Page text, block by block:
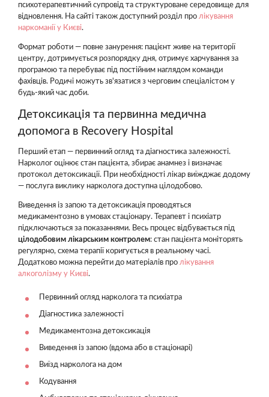
психотерапевтичний супровід та структуроване середовище для
відновлення. На сайті також доступний розділ про лікування
наркоманії у Києві.
Формат роботи — повне занурення: пацієнт живе на території
центру, дотримується розпорядку дня, отримує харчування за
програмою та перебуває під постійним наглядом команди
фахівців. Родичі можуть зв'язатися з черговим спеціалістом у
будь-який час доби.
Детоксикація та первинна медична
допомога в Recovery Hospital
Перший етап — первинний огляд та діагностика залежності.
Нарколог оцінює стан пацієнта, збирає анамнез і визначає
протокол детоксикації. При необхідності лікар виїжджає додому
— послуга виклику нарколога доступна цілодобово.
Виведення із запою та детоксикація проводяться
медикаментозно в умовах стаціонару. Терапевт і психіатр
підключаються за показаннями. Весь процес відбувається під
цілодобовим лікарським контролем: стан пацієнта моніторять
регулярно, схема терапії коригується в реальному часі.
Додатково можна перейти до матеріалів про лікування
алкоголізму у Києві.
Первинний огляд нарколога та психіатра
Діагностика залежності
Медикаментозна детоксикація
Виведення із запою (вдома або в стаціонарі)
Виїзд нарколога на дом
Кодування